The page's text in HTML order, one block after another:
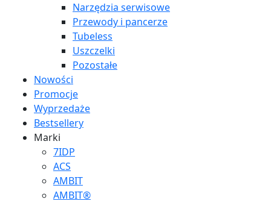
Narzędzia serwisowe
Przewody i pancerze
Tubeless
Uszczelki
Pozostałe
Nowości
Promocje
Wyprzedaże
Bestsellery
Marki
7IDP
ACS
AMBIT
AMBIT®